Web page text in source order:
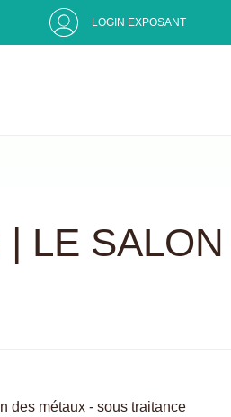
LOGIN EXPOSANT
LE SALON
des métaux - sous traitance